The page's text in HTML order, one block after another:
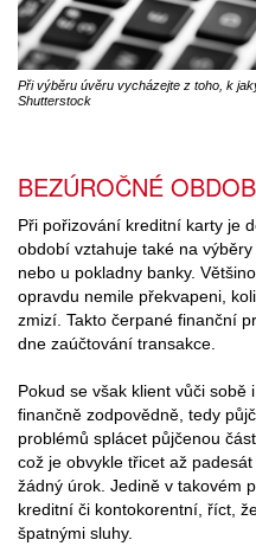
Při výběru úvěru vycházejte z toho, k
Shutterstock
BEZÚROČNÉ
Při pořizování kreditní karty je
období vztahuje také na
nebo u pokladny banky.
opravdu nemile překvapeni,
zmizí. Takto čerpané finanční
dne zaúčtování transakce.
Pokud se však klient vůči sobě
finančně zodpovědně, tedy
problémů splácet půjčenou
což je obvykle třicet až
žádný úrok. Jedině v takovém
kreditní či kontokorentní, říct,
špatnými sluhy.